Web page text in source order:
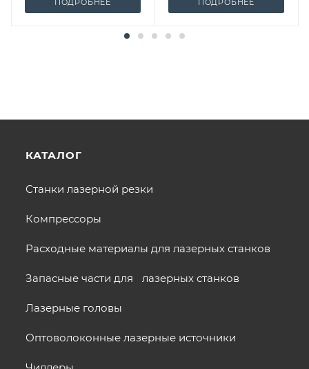
ПОДРОБНЕЕ ПОДРОБНЕЕ
КАТАЛОГ
Станки лазерной резки
Компрессоры
Расходные материалы для лазерных станков
Запасные части для лазерных станков
Лазерные головы
Оптоволоконные лазерные источники